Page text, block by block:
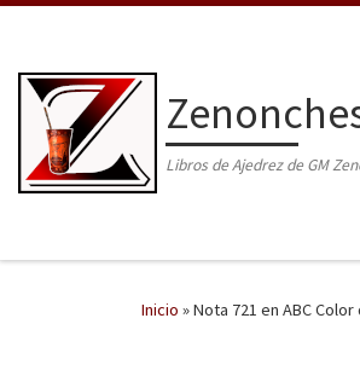
Libros de Ajedrez de GM
Inicio »Nota 721 en ABC